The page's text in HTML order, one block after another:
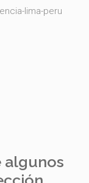
algunos